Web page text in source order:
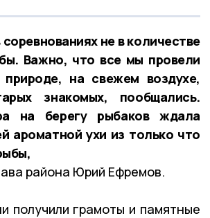
не в количестве
Важно, что все мы провели
на свежем воздухе,
знакомых, пообщались.
на берегу рыбаков ждала
ароматной ухи из только что
района Юрий Ефремов.
получили грамоты и памятные